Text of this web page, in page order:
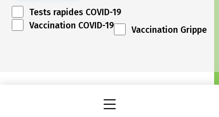
Tests rapides COVID-19
Vaccination COVID-19
Vaccination Grippe